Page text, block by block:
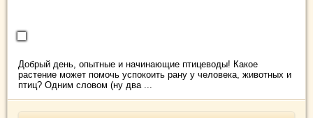
Добрый день, опытные и начинающие птицеводы! Какое
растение может помочь успокоить рану у человека, животных и
птиц? Одним словом (ну два ...